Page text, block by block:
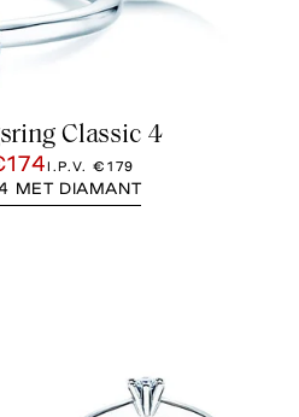
Classic 4
I.P.V.€179
MET DIAMANT